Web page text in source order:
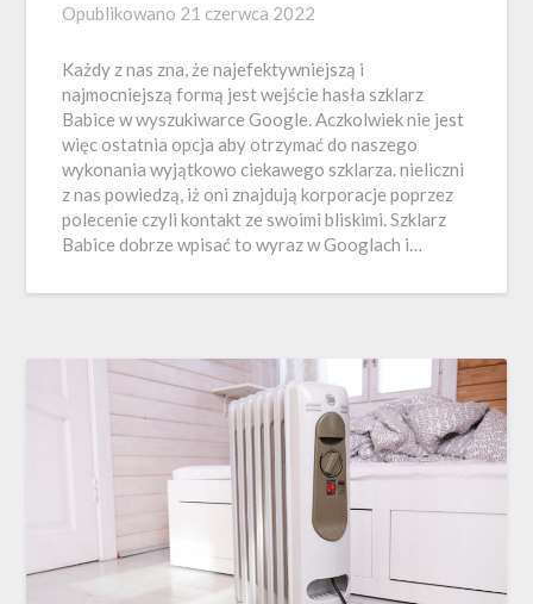
Opublikowano 21 czerwca 2022
Każdy z nas zna, że najefektywniejszą i
najmocniejszą formą jest wejście hasła szklarz
Babice w wyszukiwarce Google. Aczkolwiek nie jest
więc ostatnia opcja aby otrzymać do naszego
wykonania wyjątkowo ciekawego szklarza. nieliczni
z nas powiedzą, iż oni znajdują korporacje poprzez
polecenie czyli kontakt ze swoimi bliskimi. Szklarz
Babice dobrze wpisać to wyraz w Googlach i…